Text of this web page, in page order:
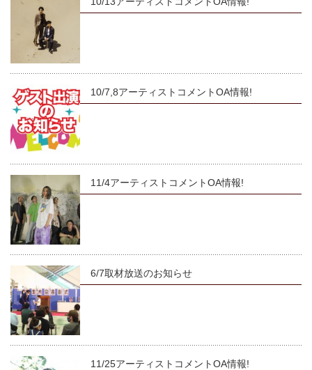
10/7,8アーティストコメントOA情報!
11/4アーティストコメントOA情報!
6/7取材放送のお知らせ
11/25アーティストコメントOA情報!